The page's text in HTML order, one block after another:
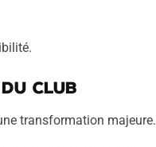
club
transformation majeure.